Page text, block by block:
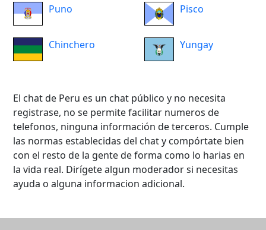
Puno
Chinchero
Pisco
Yungay
El chat de Peru es un chat público y no necesita
registrase, no se permite facilitar numeros de
telefonos, ninguna información de terceros. Cumple
las normas establecidas del chat y compórtate bien
con el resto de la gente de forma como lo harias en
la vida real. Dirígete algun moderador si necesitas
ayuda o alguna informacion adicional.